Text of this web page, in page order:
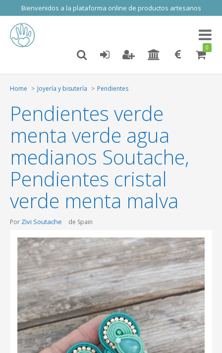
Bienvenidos a la plataforma online de productos artesanos
Toggle
0
Home Joyería y bisutería Pendientes
Pendientes verde
menta verde agua
medianos Soutache,
Pendientes cristal
verde menta malva
Por Zivi Soutache de Spain